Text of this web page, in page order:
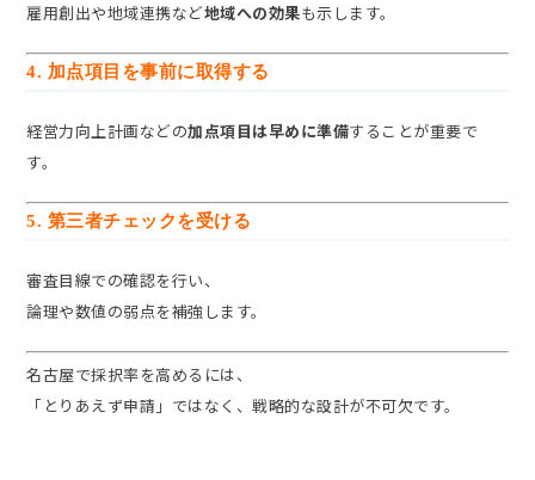
雇用創出や地域連携など地域への効果も示します。
4. 加点項目を事前に取得する
経営力向上計画などの加点項目は早めに準備することが重要で
す。
5. 第三者チェックを受ける
審査目線での確認を行い、
論理や数値の弱点を補強します。
名古屋で採択率を高めるには、
「とりあえず申請」ではなく、戦略的な設計が不可欠です。